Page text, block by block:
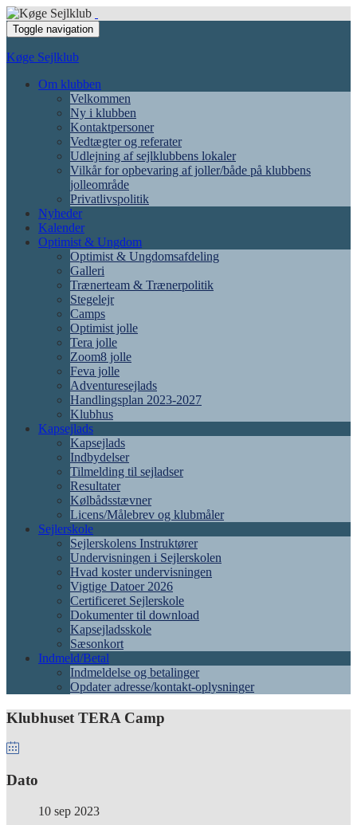
Toggle navigation
Køge Sejlklub
Om klubben
Velkommen
Ny i klubben
Kontaktpersoner
Vedtægter og referater
Udlejning af sejlklubbens lokaler
Vilkår for opbevaring af joller/både på klubbens
jolleområde
Privatlivspolitik
Nyheder
Kalender
Optimist & Ungdom
Optimist & Ungdomsafdeling
Galleri
Trænerteam & Trænerpolitik
Stegelejr
Camps
Optimist jolle
Tera jolle
Zoom8 jolle
Feva jolle
Adventuresejlads
Handlingsplan 2023-2027
Klubhus
Kapsejlads
Kapsejlads
Indbydelser
Tilmelding til sejladser
Resultater
Kølbådsstævner
Licens/Målebrev og klubmåler
Sejlerskole
Sejlerskolens Instruktører
Undervisningen i Sejlerskolen
Hvad koster undervisningen
Vigtige Datoer 2026
Certificeret Sejlerskole
Dokumenter til download
Kapsejladsskole
Sæsonkort
Indmeld/Betal
Indmeldelse og betalinger
Opdater adresse/kontakt-oplysninger
Klubhuset TERA Camp
Dato
10 sep 2023